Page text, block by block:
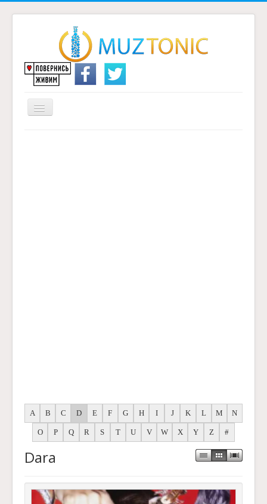
Перемикач
навігації
A B C D E F G H I J K L M N
O P Q R S T U V W X Y Z #
Dara